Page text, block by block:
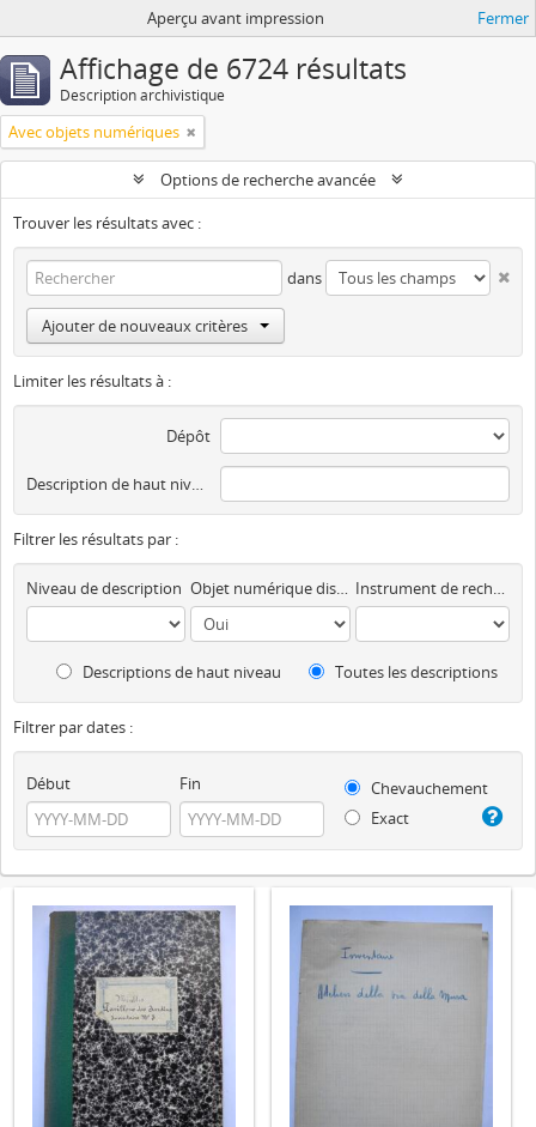
Aperçu avant impression Fermer
Affichage de 6724 résultats
Description archivistique
Avec objets numériques
Options de recherche avancée
Trouver les résultats avec :
dans
Ajouter de nouveaux critères
Limiter les résultats à :
Dépôt
Description de haut niveau
Filtrer les résultats par :
Niveau de description Objet numérique disponible Instrument de recherche
Descriptions de haut niveau Toutes les descriptions
Filtrer par dates :
Début Fin
Chevauchement
Exact